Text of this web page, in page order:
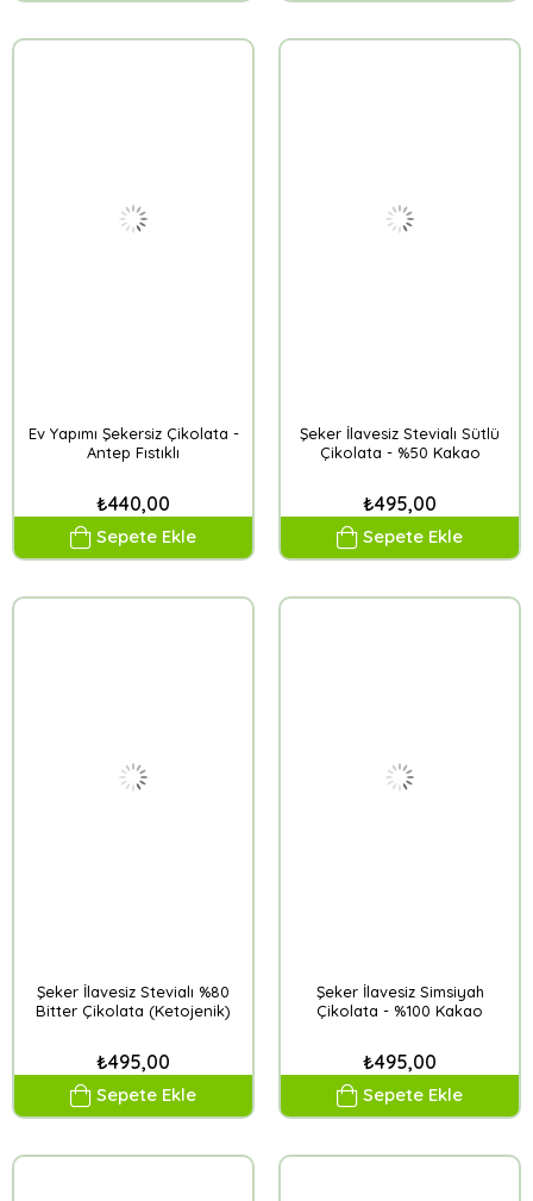
Ev Yapımı Şekersiz Çikolata -
Antep Fıstıklı
₺440,00
Sepete Ekle
Şeker İlavesiz Stevialı Sütlü
Çikolata - %50 Kakao
₺495,00
Sepete Ekle
Şeker İlavesiz Stevialı %80
Bitter Çikolata (Ketojenik)
₺495,00
Sepete Ekle
Şeker İlavesiz Simsiyah
Çikolata - %100 Kakao
₺495,00
Sepete Ekle